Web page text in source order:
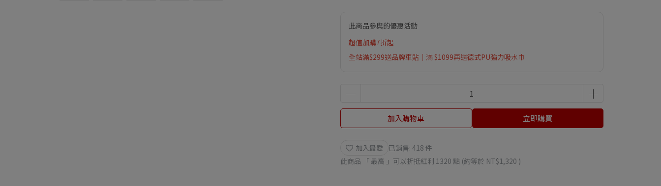
此商品參與的優惠活動
超值加購7折起
全站滿$299送品牌車貼｜滿 $1099再送德式PU強力吸水巾
加入購物車 立即購買
加入最愛
已銷售: 418 件
此商品 「 最高 」可以折抵紅利 1320 點 (約等於 NT$1,320 )